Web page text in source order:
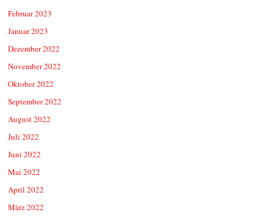
Februar 2023
Januar 2023
Dezember 2022
November 2022
Oktober 2022
September 2022
August 2022
Juli 2022
Juni 2022
Mai 2022
April 2022
März 2022